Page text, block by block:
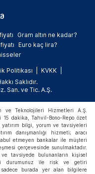
Gram altın ne kadar?
Euro kaç lira?
Politikası
KVKK
Saklıdır.
San. ve Tic. A.Ş.
ve Teknolojileri Hizmetleri A.Ş.
15 dakika, Tahvil-Bono-Repo özet
bilgi, yorum ve tavsiyeleri
danışmanlığı hizmeti; aracı
etmeyen bankalar ile müşteri
çerçevesinde sunulmaktadır.
tavsiyede bulunanların kişisel
durumunuz ile risk ve getiri
burada yer alan bilgilere